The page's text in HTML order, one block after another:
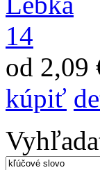
od 2,09
kúpiť